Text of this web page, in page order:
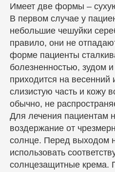
Имеет две формы –
В первом случае у
небольшие чешуйки
правило, они не
форме пациенты
болезненностью, зудом
приходится на
слизистую часть и кожу
обычно, не
Для лечения пациентам
воздержание от
солнце. Перед выходом
использовать
солнцезащитные крема.